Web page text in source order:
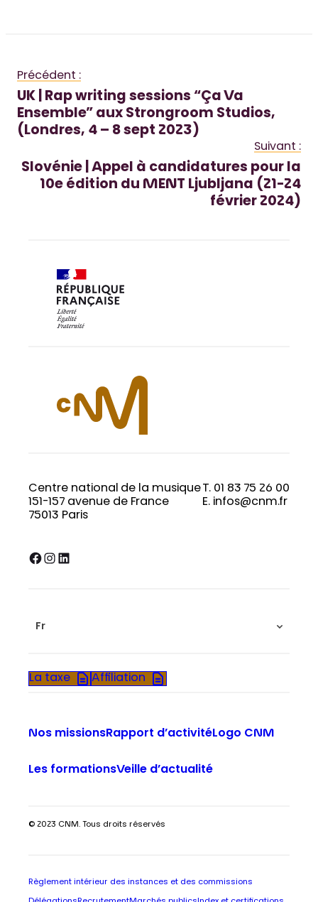
Précédent :
UK | Rap writing sessions “Ça Va
Ensemble” aux Strongroom Studios,
(Londres, 4 – 8 sept 2023)
Suivant :
Slovénie | Appel à candidatures pour la
10e édition du MENT Ljubljana (21-24
février 2024)
Centre national de la musique
151-157 avenue de France
75013 Paris
T. 01 83 75 26 00
E. infos@cnm.fr
Facebook InstagramLinkedIn
Fr
La taxe Affiliation
Nos missionsRapport d’activitéLogo CNM
Les formationsVeille d’actualité
© 2023 CNM. Tous droits réservés
Règlement intérieur des instances et des commissions